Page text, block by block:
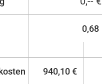
0,68
940,10 €